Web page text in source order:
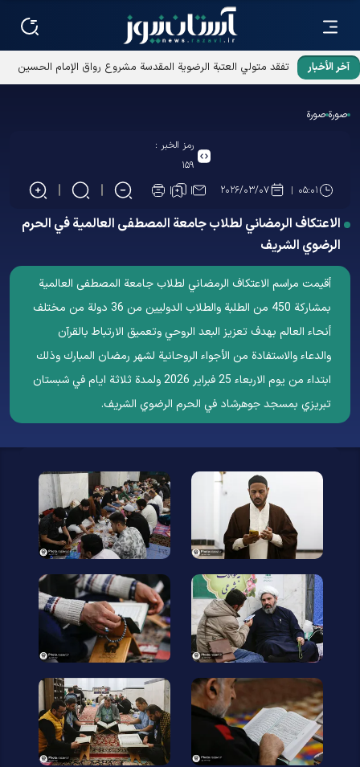
آخر الأخبار
تفقد متولي العتبة الرضوية المقدسة مشروع رواق الإمام الحسين
عليه السلام تحت الأرضي
صورة صورة
رمز الخبر :
۱۵۹
۰۵:۰۱
۲۰۲۶/۰۳/۰۷
الاعتكاف الرمضاني لطلاب جامعة المصطفى العالمية في الحرم
الرضوي الشریف
أقيمت مراسم الاعتكاف الرمضاني لطلاب جامعة المصطفى العالمية
بمشاركة 450 من الطلبة والطلاب الدوليين من 36 دولة من مختلف
أنحاء العالم بهدف تعزيز البعد الروحي وتعميق الارتباط بالقرآن
والدعاء والاستفادة من الأجواء الروحانية لشهر رمضان المبارك وذلك
ابتداء من يوم الاربعاء 25 فبرایر 2026 ولمدة ثلاثة ايام في شبستان
تبريزي بمسجد جوهرشاد في الحرم الرضوي الشریف.